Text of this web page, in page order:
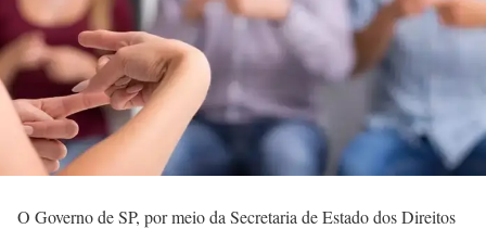
O Governo de SP, por meio da Secretaria de Estado dos Direitos